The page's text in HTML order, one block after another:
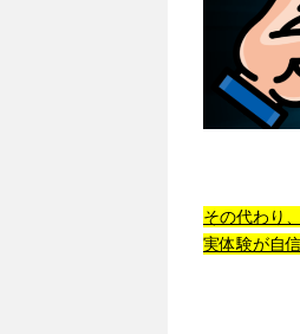
その代わり
実体験が自